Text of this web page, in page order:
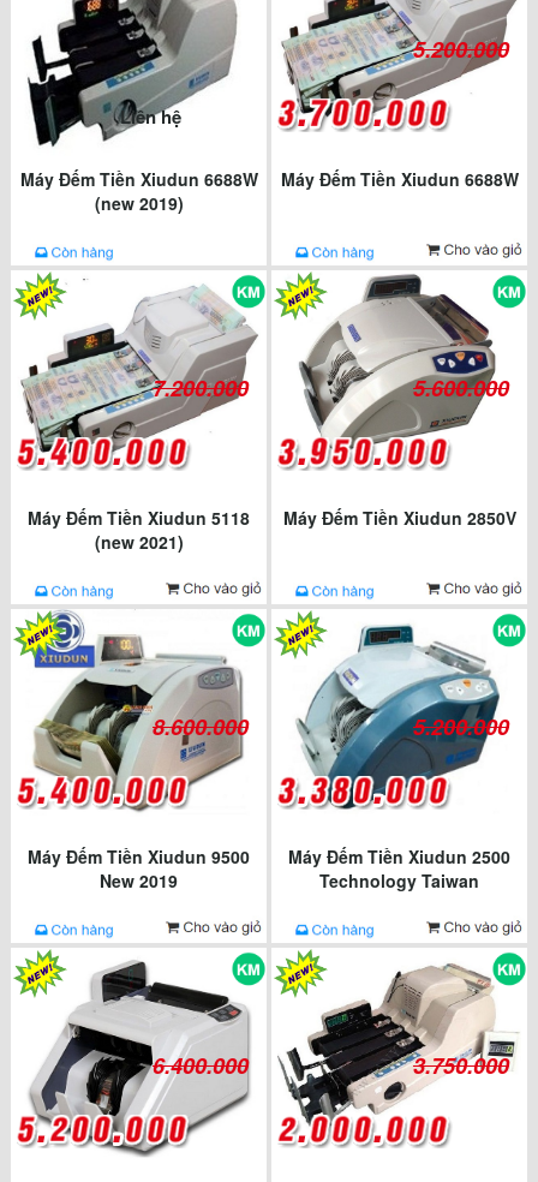
Liên hệ
Máy Đếm Tiền Xiudun 6688W
(new 2019)
5.200.000
Máy Đếm Tiền Xiudun 6688W
7.200.000
Máy Đếm Tiền Xiudun 5118
(new 2021)
5.600.000
Máy Đếm Tiền Xiudun 2850V
8.600.000
Máy Đếm Tiền Xiudun 9500
New 2019
5.200.000
Máy Đếm Tiền Xiudun 2500
Technology Taiwan
6.400.000 3.750.000